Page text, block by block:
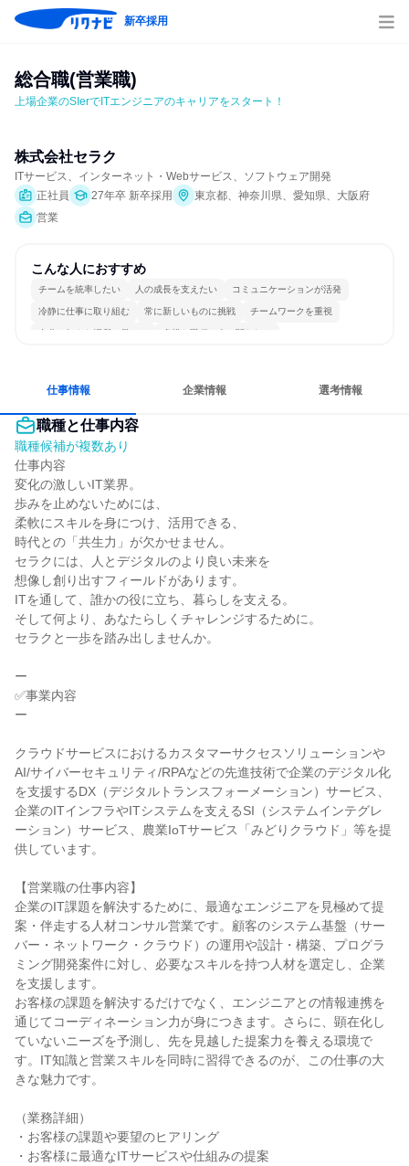
新卒採用
総合職(営業職)
上場企業のSIerでITエンジニアのキャリアをスタート！
株式会社セラク
ITサービス、インターネット・Webサービス、ソフトウェア開発
正社員
27年卒 新卒採用
東京都、神奈川県、愛知県、大阪府
営業
こんな人におすすめ
チームを統率したい 人の成長を支えたい コミュニケーションが活発
冷静に仕事に取り組む 常に新しいものに挑戦 チームワークを重視
自分の好きな場所で働ける 多様な職種の人と関われる
仕事情報 企業情報 選考情報
職種と仕事内容
職種候補が複数あり
仕事内容
変化の激しいIT業界。
歩みを止めないためには、
柔軟にスキルを身につけ、活用できる、
時代との「共生力」が欠かせません。
セラクには、人とデジタルのより良い未来を
想像し創り出すフィールドがあります。
ITを通して、誰かの役に立ち、暮らしを支える。
そして何より、あなたらしくチャレンジするために。
セラクと一歩を踏み出しませんか。
ー
✅事業内容
ー
クラウドサービスにおけるカスタマーサクセスソリューションや
AI/サイバーセキュリティ/RPAなどの先進技術で企業のデジタル化
を支援するDX（デジタルトランスフォーメーション）サービス、
企業のITインフラやITシステムを支えるSI（システムインテグレ
ーション）サービス、農業IoTサービス「みどりクラウド」等を提
供しています。
【営業職の仕事内容】
企業のIT課題を解決するために、最適なエンジニアを見極めて提
案・伴走する人材コンサル営業です。顧客のシステム基盤（サー
バー・ネットワーク・クラウド）の運用や設計・構築、プログラ
ミング開発案件に対し、必要なスキルを持つ人材を選定し、企業
を支援します。
お客様の課題を解決するだけでなく、エンジニアとの情報連携を
通じてコーディネーション力が身につきます。さらに、顕在化し
ていないニーズを予測し、先を見越した提案力を養える環境で
す。IT知識と営業スキルを同時に習得できるのが、この仕事の大
きな魅力です。
（業務詳細）
・お客様の課題や要望のヒアリング
・お客様に最適なITサービスや仕組みの提案